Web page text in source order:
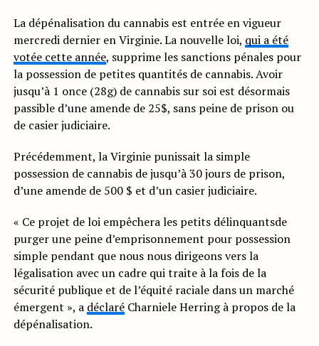
La dépénalisation du cannabis est entrée en vigueur
mercredi dernier en Virginie. La nouvelle loi, qui a été
votée cette année, supprime les sanctions pénales pour
la possession de petites quantités de cannabis. Avoir
jusqu’à 1 once (28g) de cannabis sur soi est désormais
passible d’une amende de 25$, sans peine de prison ou
de casier judiciaire.
Précédemment, la Virginie punissait la simple
possession de cannabis de jusqu’à 30 jours de prison,
d’une amende de 500 $ et d’un casier judiciaire.
« Ce projet de loi empêchera les petits délinquantsde
purger une peine d’emprisonnement pour possession
simple pendant que nous nous dirigeons vers la
légalisation avec un cadre qui traite à la fois de la
sécurité publique et de l’équité raciale dans un marché
émergent », a déclaréCharniele Herring à propos de la
dépénalisation.